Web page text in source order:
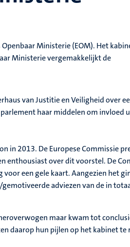
Ministerie (EOM). Het
Ministerie vergemakkelijkt de
van Justitie en Veiligheid over
haar middelen om
in 2013. De Europese Commissie
enthousiast over dit voorstel. De
een gele kaart. Aangezien het
adviezen van de in
maar kwam tot
daarop hun pijlen op het kabinet